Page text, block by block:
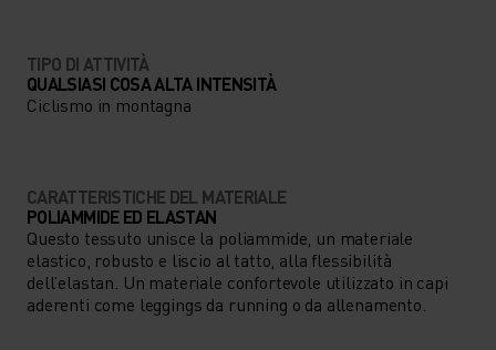
TIPO DI ATTIVITÀ
QUALSIASI COSA ALTA INTENSITÀ
Ciclismo in montagna
CARATTERISTICHE DEL MATERIALE
POLIAMMIDE ED ELASTAN
Questo tessuto unisce la poliammide, un materiale
elastico, robusto e liscio al tatto, alla flessibilità
dell’elastan. Un materiale confortevole utilizzato in capi
aderenti come leggings da running o da allenamento.